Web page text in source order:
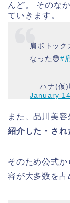
んど。 そのな
ていきます。
肩ボトック
なった😳#
— ハナ(仮)
January
また、品川美
紹介した・さ
そのため公式
容が大多数を占